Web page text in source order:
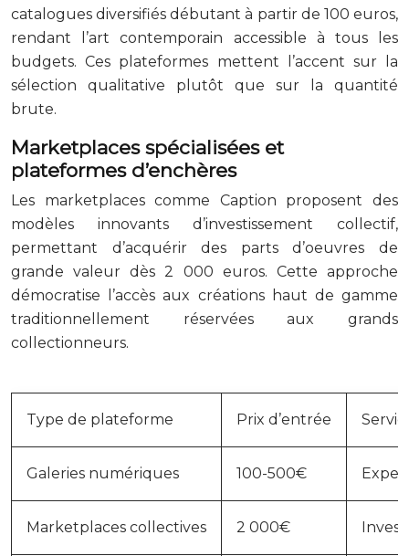
catalogues diversifiés débutant à partir de 100 euros,
rendant l’art contemporain accessible à tous les
budgets. Ces plateformes mettent l’accent sur la
sélection qualitative plutôt que sur la quantité
brute.
Marketplaces spécialisées et
plateformes d’enchères
Les marketplaces comme Caption proposent des
modèles innovants d’investissement collectif,
permettant d’acquérir des parts d’oeuvres de
grande valeur dès 2 000 euros. Cette approche
démocratise l’accès aux créations haut de gamme
traditionnellement réservées aux grands
collectionneurs.
Type de plateforme Prix d’entrée
Galeries numériques 100-500€
Marketplaces collectives 2 000€